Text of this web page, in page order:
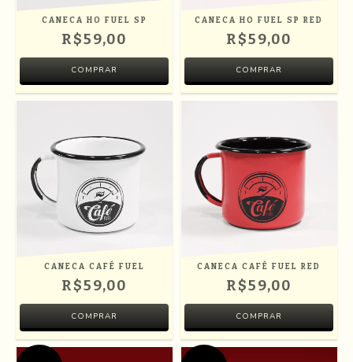
CANECA HO FUEL SP
R$59,00
CANECA HO FUEL SP RED
R$59,00
CANECA CAFÉ FUEL
R$59,00
CANECA CAFÉ FUEL RED
R$59,00